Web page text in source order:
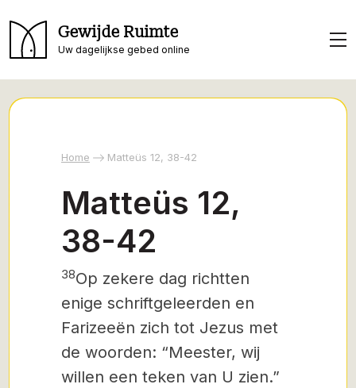
Gewijde Ruimte
Uw dagelijkse gebed online
Home Matteüs 12, 38-42
Matteüs 12,
38-42
38Op zekere dag richtten
enige schriftgeleerden en
Farizeeën zich tot Jezus met
de woorden: “Meester, wij
willen een teken van U zien.”